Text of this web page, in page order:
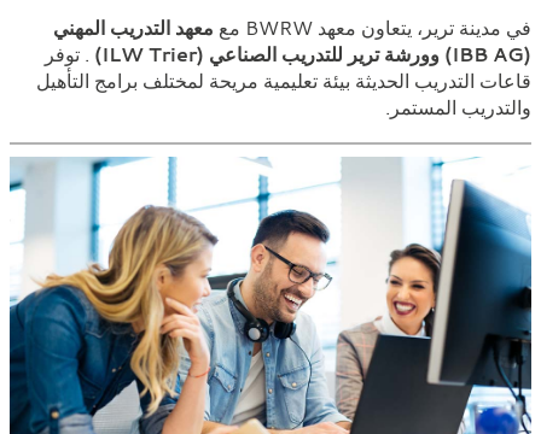
في مدينة ترير، يتعاون معهد BWRW مع
معهد التدريب المهني
(IBB AG)
وورشة ترير للتدريب الصناعي (ILW Trier)
. توفر
قاعات التدريب الحديثة بيئة تعليمية مريحة لمختلف برامج التأهيل
والتدريب المستمر.